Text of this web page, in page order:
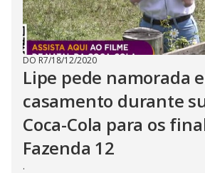
DO R7/18/12/2020
Lipe pede namorada
casamento durante
Coca-Cola para os
Fazenda 12
.